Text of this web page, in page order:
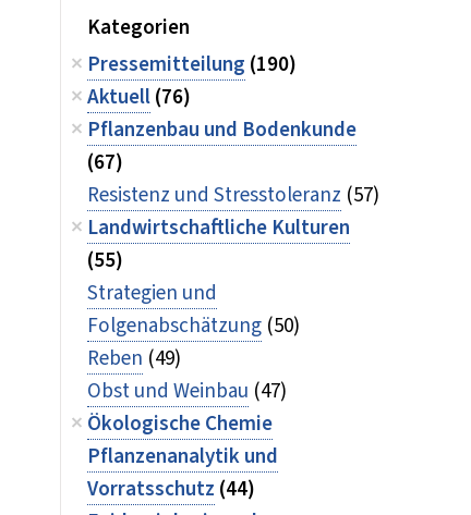
Kategorien
Pressemitteilung (190)
Aktuell(76)
Pflanzenbau und Bodenkunde
(67)
Resistenz und Stresstoleranz (57)
Landwirtschaftliche Kulturen
(55)
Strategien und
Folgenabschätzung (50)
Reben (49)
Obst und Weinbau (47)
Ökologische Chemie
Pflanzenanalytik und
Vorratsschutz (44)